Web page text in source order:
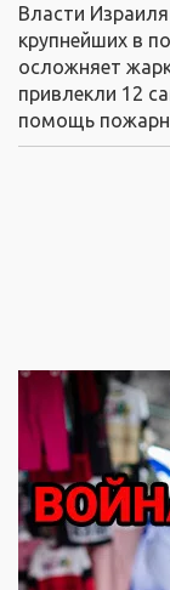
Власти
крупнейших в
осложняет
привлекли 12
помощь